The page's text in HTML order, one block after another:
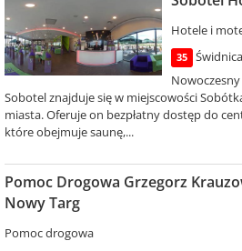
Hotele i
35
Sobotel znajduje się w miejscowości
miasta. Oferuje on bezpłatny dostęp do
które obejmuje saunę,...
Pomoc Drogowa Grzegorz
Nowy Targ
Pomoc drogowa